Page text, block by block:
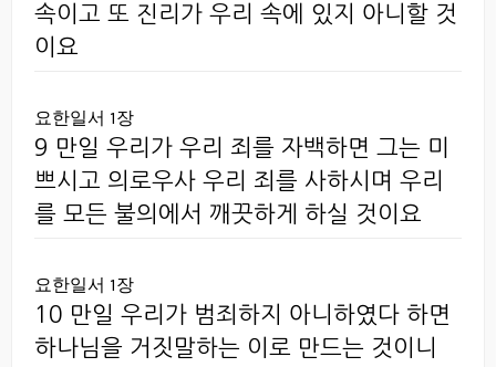
속이고 또 진리가 우리 속에 있지 아니할 것
이요
요한일서 1장
9 만일 우리가 우리 죄를 자백하면 그는 미
쁘시고 의로우사 우리 죄를 사하시며 우리
를 모든 불의에서 깨끗하게 하실 것이요
요한일서 1장
10 만일 우리가 범죄하지 아니하였다 하면
하나님을 거짓말하는 이로 만드는 것이니